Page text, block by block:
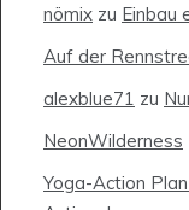
nömix zu Einbau
Auf der
alexblue71 zu
NeonWilderness
Yoga-Action